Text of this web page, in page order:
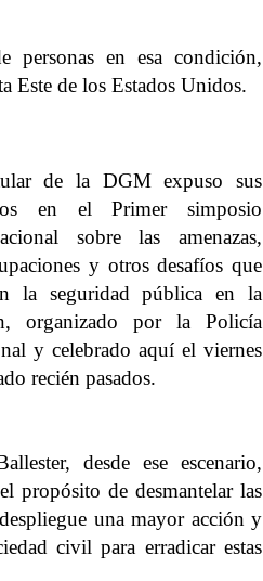
personas en esa condición,
Este de los Estados Unidos.
de la DGM expuso sus
en el Primer simposio
sobre las amenazas,
y otros desafíos que
la seguridad pública en la
organizado por la Policía
y celebrado aquí el viernes
recién pasados.
desde ese escenario,
propósito de desmantelar las
una mayor acción y
civil para erradicar estas